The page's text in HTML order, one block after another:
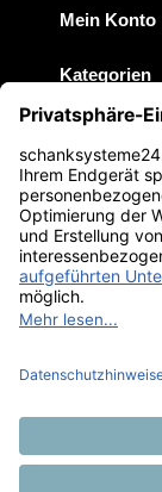
Mein Konto
Kategorien
Impressum
JETZT